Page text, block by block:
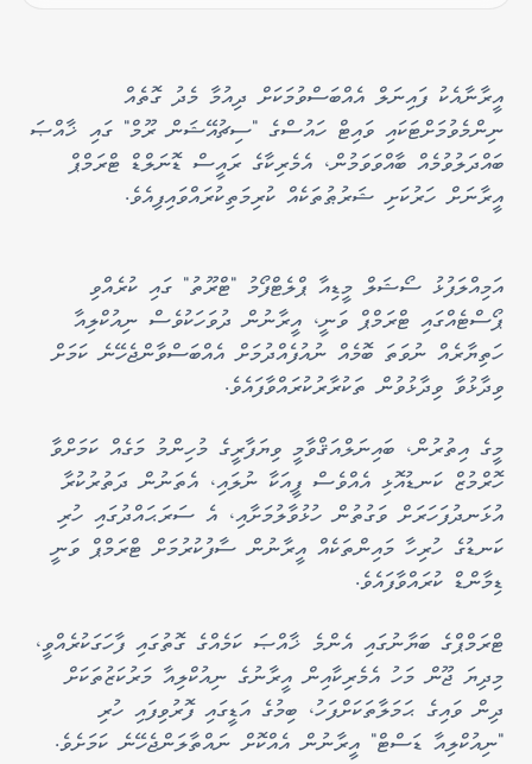
އީރާނާއެކު ފައިނަލް އެއްބަސްވުމަކަށް ދިއުމާ މެދު ގޮތެއް
ނިންމެވުމަށްޓަކައި ވައިޓް ހައުސްގެ "ސިޗުއޭޝަން ރޫމް" ގައި ޚާއްޞަ
ބައްދަލުވުމެއް ބާއްވަވަމުން، އެމެރިކާގެ ރައީސް ޑޮނަލްޑް ޓްރަމްޕް
އީރާނަށް ހަރުކަށި ޝަރުޠުތަކެއް ކުރިމަތިކުރައްވައިފިއެވެ.
އަމިއްލަފުޅު ސޯޝަލް މީޑިއާ ޕްލެޓްފޯމު "ޓްރޫތު" ގައި ކުރެއްވި
ޕޯސްޓެއްގައި ޓްރަމްޕް ވަނީ، އީރާނުން ދުވަހަކުވެސް ނިއުކްލިއާ
ހަތިޔާރެއް ނުވަތަ ބޮމެއް ނުއުފެއްދުމަށް އެއްބަސްވާންޖެހޭނެ ކަމަށް
ވިދާޅުވާ ވިދާޅުވުން ތަކުރާރުކުރައްވާފައެވެ.
މީގެ އިތުރުން، ބައިނަލްއަޤްވާމީ ވިޔަފާރީގެ މުހިންމު މަގެއް ކަމަށްވާ
ހޮރްމުޒް ކަނޑުއޮޅި އެއްވެސް ފީއަކާ ނުލައި، އެތަނުން ދަތުރުކުރާ
އުޅަނދުފަހަރަށް ވަގުތުން ހުޅުވާލުމަށާއި، އެ ސަރަޙައްދުގައި ހުރި
ކަނޑުގެ ހުރިހާ މައިންތަކެއް އީރާނުން ސާފުކުރުމަށް ޓްރަމްޕް ވަނީ
ޑިމާންޑް ކުރައްވާފައެވެ.
ޓްރަމްޕްގެ ބަޔާނުގައި އެންމެ ޚާއްޞަ ކަމެއްގެ ގޮތުގައި ފާހަގަކުރެއްވީ،
މިދިޔަ ޖޫން މަހު އެމެރިކާއިން އީރާނުގެ ނިއުކްލިއާ މަރުކަޒުތަކަށް
ދިން ވައިގެ ޙަމަލާތަކަށްފަހު، ބިމުގެ އަޑީގައި ފޮރުވިފައި ހުރި
"ނިއުކްލިއާ ޑަސްޓް" އީރާނުން އެއްކޮށް ނައްތާލަންޖެހޭނެ ކަމަށެވެ.